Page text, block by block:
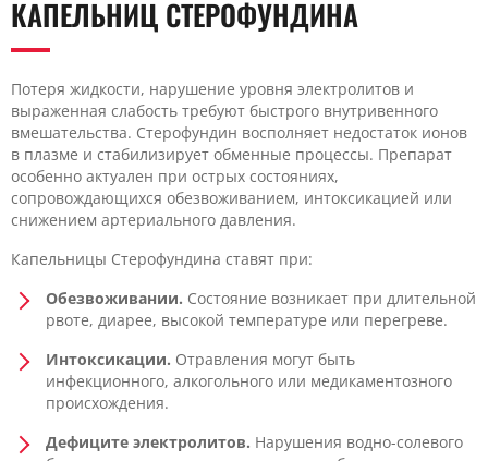
КАПЕЛЬНИЦ СТЕРОФУНДИНА
Потеря жидкости, нарушение уровня электролитов и
выраженная слабость требуют быстрого внутривенного
вмешательства. Стерофундин восполняет недостаток ионов
в плазме и стабилизирует обменные процессы. Препарат
особенно актуален при острых состояниях,
сопровождающихся обезвоживанием, интоксикацией или
снижением артериального давления.
Капельницы Стерофундина ставят при:
Обезвоживании. Состояние возникает при длительной
рвоте, диарее, высокой температуре или перегреве.
Интоксикации. Отравления могут быть
инфекционного, алкогольного или медикаментозного
происхождения.
Дефиците электролитов. Нарушения водно-солевого